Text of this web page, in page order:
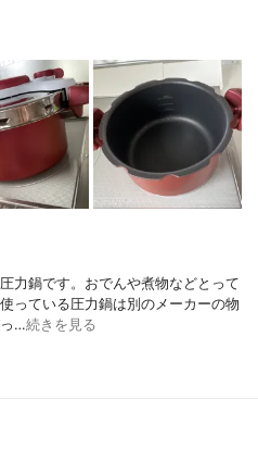
力鍋です。おでんや煮物などとって
っている圧力鍋は別のメーカーの物
っ…続きを見る